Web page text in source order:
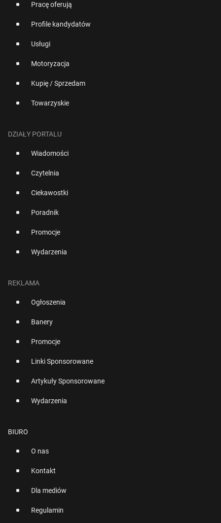
Pracę oferują
Profile kandydatów
Usługi
Motoryzacja
Kupię / Sprzedam
Towarzyskie
DZIAŁY PORTALU
Wiadomości
Czytelnia
Ciekawostki
Poradnik
Promocje
Wydarzenia
REKLAMA
Ogłoszenia
Banery
Promocje
Linki Sponsorowane
Artykuły Sponsorowane
Wydarzenia
BIURO
O nas
Kontakt
Dla mediów
Regulamin